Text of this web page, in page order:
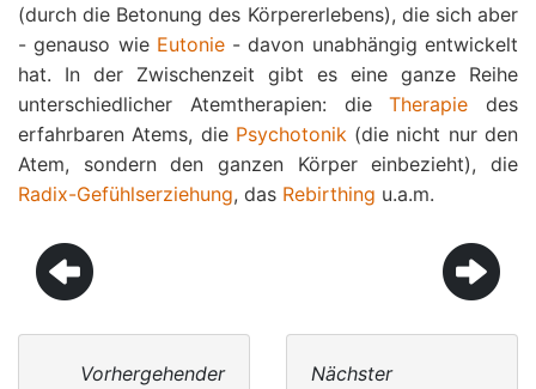
(durch die Betonung des Körpererlebens), die sich aber
- genauso wie Eutonie- davon unabhängig entwickelt
hat. In der Zwischenzeit gibt es eine ganze Reihe
unterschiedlicher Atemtherapien: dieTherapie des
erfahrbaren Atems, die Psychotonik(die nicht nur den
Atem, sondern den ganzen Körper einbezieht), die
Radix-Gefühlserziehung, das Rebirthing u.a.m.
Vorhergehender
Nächster